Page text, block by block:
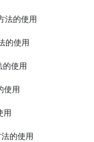
法的使用
的使用
使用
使用
用
的使用